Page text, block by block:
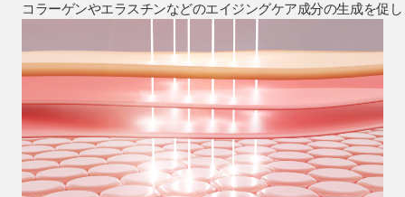
コラーゲンやエラスチンなどのエイジングケア成分の生成を促